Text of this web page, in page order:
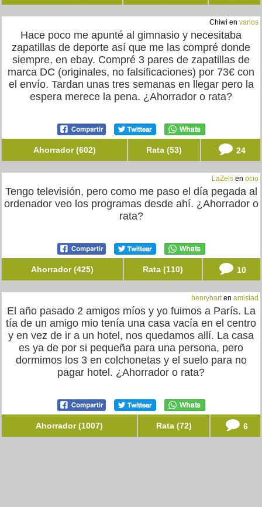
Chiwi en varios
Hace poco me apunté al gimnasio y necesitaba
zapatillas de deporte así que me las compré donde
siempre, en ebay. Compré 3 pares de zapatillas de
marca DC (originales, no falsificaciones) por 73€ con
el envío. Tardan unas tres semanas en llegar pero la
espera merece la pena. ¿Ahorrador o rata?
Ahorrador (602) Rata (53) 24
LaZels en ocio
Tengo televisión, pero como me paso el día pegada al
ordenador veo los programas desde ahí. ¿Ahorrador o
rata?
Ahorrador (425) Rata (110) 10
henryharten amistad
El año pasado 2 amigos míos y yo fuimos a París. La
tía de un amigo mio tenía una casa vacía en el centro
y en vez de ir a un hotel, nos quedamos allí. La casa
es ya de por si pequeña para una persona, pero
dormimos los 3 en colchonetas y el suelo para no
pagar hotel. ¿Ahorrador o rata?
Ahorrador (1007) Rata (72) 6